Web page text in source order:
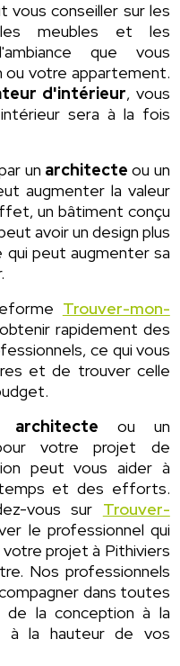
vous conseiller sur les
les meubles et les
que vous
ou votre appartement.
d'intérieur, vous
sera à la fois
un architecte ou un
augmenter la valeur
un bâtiment conçu
avoir un design plus
peut augmenter sa
Trouver-mon-
rapidement des
ce qui vous
et de trouver celle
architecte ou un
votre projet de
peut vous aider à
et des efforts.
vous sur Trouver-
le professionnel qui
projet à Pithiviers
Nos professionnels
dans toutes
la conception à la
à la hauteur de vos